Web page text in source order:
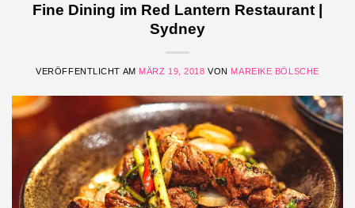
Fine Dining im Red Lantern Restaurant |
Sydney
VERÖFFENTLICHT AM MÄRZ 19, 2018 VON MAREIKE BÖLSCHE